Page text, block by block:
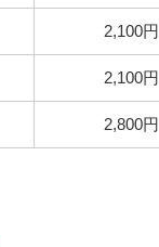
2,100円
2,100円
2,800円